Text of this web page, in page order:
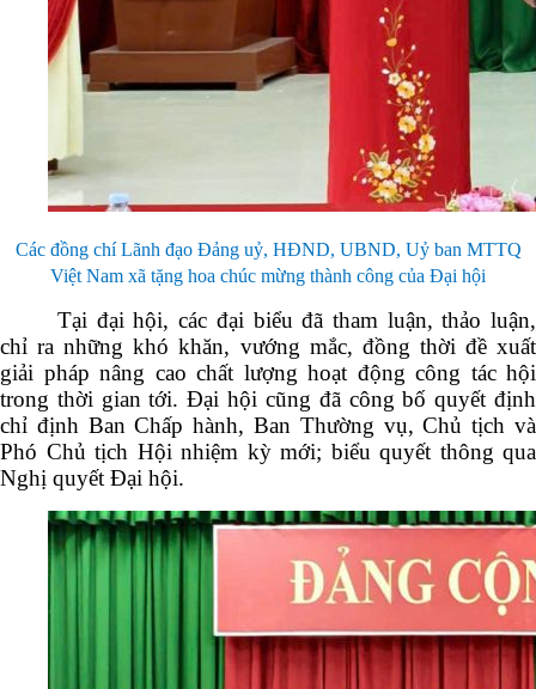
Các đồng chí Lãnh đạo Đảng uỷ, HĐND, UBND, Uỷ ban MTTQ
Việt Nam xã tặng hoa chúc mừng thành công của Đại hội
Tại đại hội, các đại biểu đã tham luận, thảo luận,
chỉ ra những khó khăn, vướng mắc, đồng thời đề xuất
giải pháp nâng cao chất lượng hoạt động công tác hội
trong thời gian tới. Đại hội cũng đã công bố quyết định
chỉ định Ban Chấp hành, Ban Thường vụ, Chủ tịch và
Phó Chủ tịch Hội nhiệm kỳ mới; biểu quyết thông qua
Nghị quyết Đại hội.